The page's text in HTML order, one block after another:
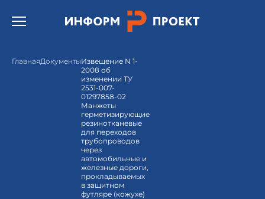
Открыть бургер меню.
ГлавнаяДокументыИзвещение N 1-
2008 об
изменении ТУ
2531-007-
01297858-02
Манжеты
герметизирующие
резинотканевые
для переходов
трубопроводов
через
автомобильные и
железные дороги,
прокладываемых
в защитном
футляре (кожухе)